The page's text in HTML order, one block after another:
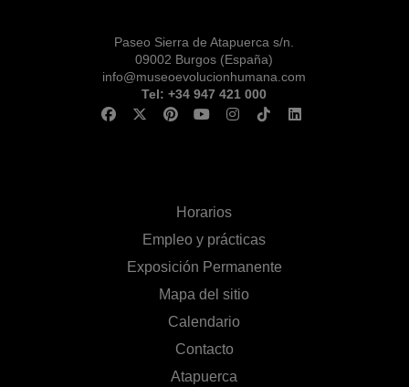
Paseo Sierra de Atapuerca s/n.
09002 Burgos (España)
info@museoevolucionhumana.com
Tel: +34 947 421 000
Horarios
Empleo y prácticas
Exposición Permanente
Mapa del sitio
Calendario
Contacto
Atapuerca